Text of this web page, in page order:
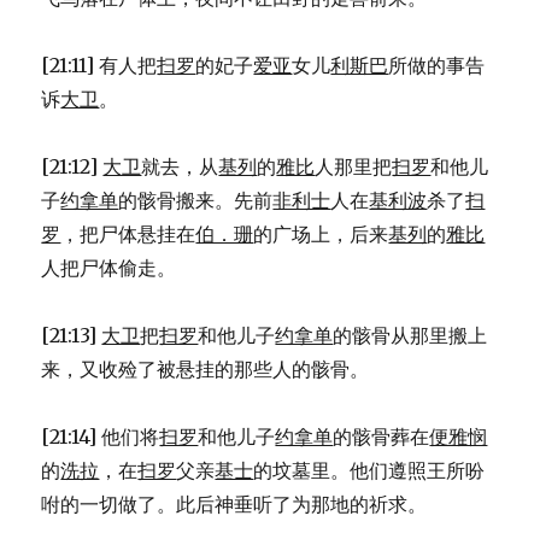
[21:11] 有人把扫罗的妃子爱亚女儿利斯巴所做的事告
诉大卫。
[21:12] 大卫就去，从基列的雅比人那里把扫罗和他儿
子约拿单的骸骨搬来。先前非利士人在基利波杀了扫
罗 ，把尸体悬挂在伯．珊的广场上，后来基列的雅比
人把尸体偷走。
[21:13] 大卫把扫罗和他儿子约拿单的骸骨从那里搬上
来，又收殓了被悬挂的那些人的骸骨。
[21:14] 他们将扫罗和他儿子约拿单的骸骨葬在便雅悯
的洗拉 ，在扫罗父亲基士的坟墓里。他们遵照王所吩
咐的一切做了。此后神垂听了为那地的祈求。